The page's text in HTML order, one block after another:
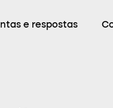
e respostas